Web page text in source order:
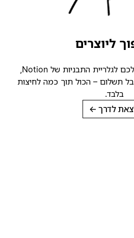
להעלות את התבנית שלכם לגלריית התבניות של Notion,
– הכול תוך כמה לחיצות
לדרך→